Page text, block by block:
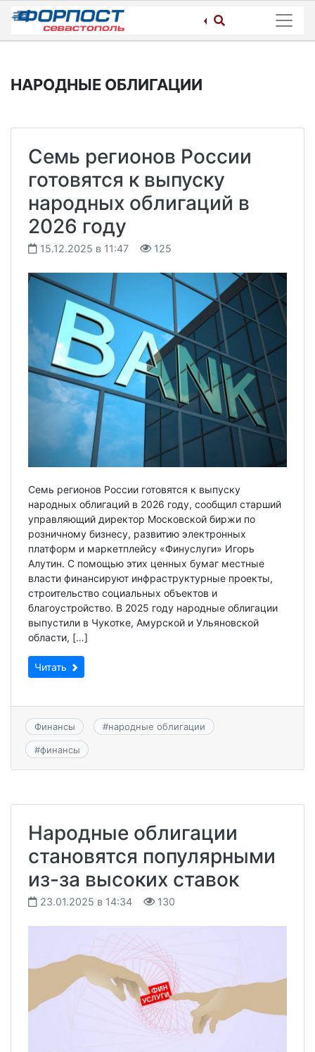
Skip
content
НАРОДНЫЕ ОБЛИГАЦИИ
Семь регионов России
готовятся к выпуску
народных облигаций в
2026 году
15.12.2025 в 11:47 125
Семь регионов России готовятся к выпуску
народных облигаций в 2026 году, сообщил старший
управляющий директор Московской биржи по
розничному бизнесу, развитию электронных
платформ и маркетплейсу «Финуслуги» Игорь
Алутин. С помощью этих ценных бумаг местные
власти финансируют инфраструктурные проекты,
строительство социальных объектов и
благоустройство. В 2025 году народные облигации
выпустили в Чукотке, Амурской и Ульяновской
области, […]
Читать
Финансы #народные облигации
#финансы
Народные облигации
становятся популярными
из-за высоких ставок
23.01.2025 в 14:34 130